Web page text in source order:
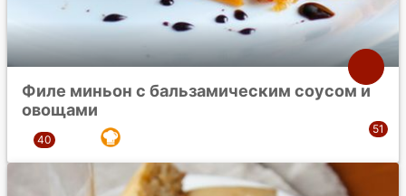
Филе миньон с бальзамическим соусом и
овощами